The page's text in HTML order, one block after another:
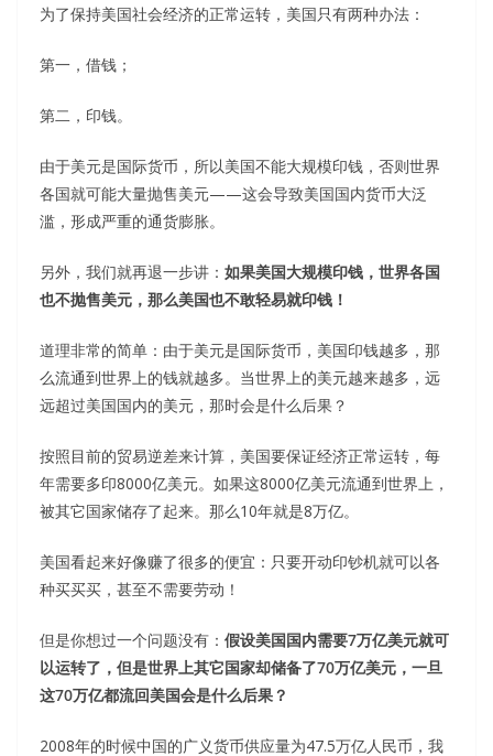
为了保持美国社会经济的正常运转，美国只有两种办法：
第一，借钱；
第二，印钱。
由于美元是国际货币，所以美国不能大规模印钱，否则世界
各国就可能大量抛售美元——这会导致美国国内货币大泛
滥，形成严重的通货膨胀。
另外，我们就再退一步讲： 如果美国大规模印钱，世界各国
也不抛售美元，那么美国也不敢轻易就印钱！
道理非常的简单：由于美元是国际货币，美国印钱越多，那
么流通到世界上的钱就越多。当世界上的美元越来越多，远
远超过美国国内的美元，那时会是什么后果？
按照目前的贸易逆差来计算，美国要保证经济正常运转，每
年需要多印8000亿美元。如果这8000亿美元流通到世界上，
被其它国家储存了起来。那么10年就是8万亿。
美国看起来好像赚了很多的便宜：只要开动印钞机就可以各
种买买买，甚至不需要劳动！
但是你想过一个问题没有： 假设美国国内需要7万亿美元就可
以运转了，但是世界上其它国家却储备了70万亿美元，一旦
这70万亿都流回美国会是什么后果？
2008年的时候中国的广义货币供应量为47.5万亿人民币，我